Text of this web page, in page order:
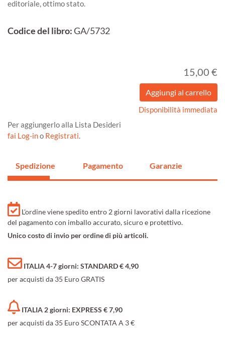
editoriale, ottimo stato.
Codice del libro:GA/5732
15,00 €
Disponibilità immediata
Per aggiungerlo alla Lista Desideri
fai Log-ino Registrati.
Spedizione Pagamento Garanzie
L'ordine viene spedito entro 2 giorni lavorativi dalla ricezione
del pagamento con imballo accurato, sicuro e protettivo.
Unico costo di invio per ordine di più articoli.
ITALIA 4-7 giorni: STANDARD € 4,90
per acquisti da 35 Euro GRATIS
ITALIA 2 giorni: EXPRESS € 7,90
per acquisti da 35 Euro SCONTATA A 3 €